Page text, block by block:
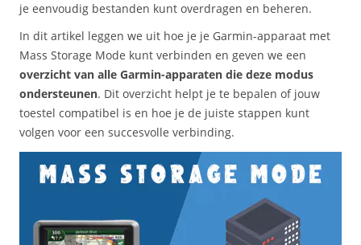
je eenvoudig bestanden kunt overdragen en beheren.
In dit artikel leggen we uit hoe je je Garmin-apparaat met
Mass Storage Mode kunt verbinden en geven we een
overzicht van alle Garmin-apparaten die deze modus
ondersteunen. Dit overzicht helpt je te bepalen of jouw
toestel compatibel is en hoe je de juiste stappen kunt
volgen voor een succesvolle verbinding.